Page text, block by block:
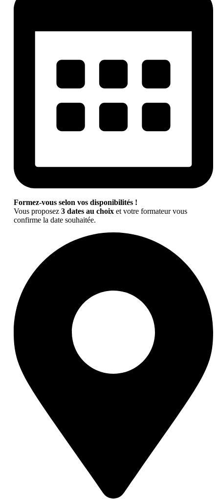
Formez-vous selon vos disponibilités !
Vous proposez 3 dates au choix et votre formateur vous
confirme la date souhaitée.